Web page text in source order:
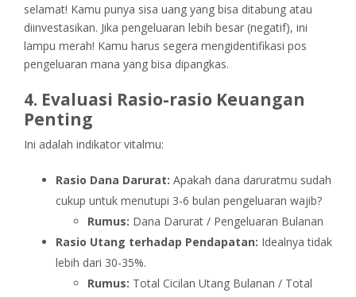
selamat! Kamu punya sisa uang yang bisa ditabung atau
diinvestasikan. Jika pengeluaran lebih besar (negatif), ini
lampu merah! Kamu harus segera mengidentifikasi pos
pengeluaran mana yang bisa dipangkas.
4. Evaluasi Rasio-rasio Keuangan
Penting
Ini adalah indikator vitalmu:
Rasio Dana Darurat: Apakah dana daruratmu sudah
cukup untuk menutupi 3-6 bulan pengeluaran wajib?
Rumus: Dana Darurat / Pengeluaran Bulanan
Rasio Utang terhadap Pendapatan: Idealnya tidak
lebih dari 30-35%.
Rumus: Total Cicilan Utang Bulanan / Total